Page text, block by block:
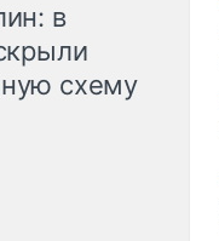
в
схему